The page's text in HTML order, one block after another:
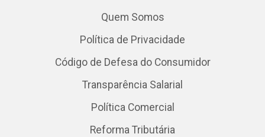
Quem Somos
Política de Privacidade
Código de Defesa do Consumidor
Transparência Salarial
Política Comercial
Reforma Tributária